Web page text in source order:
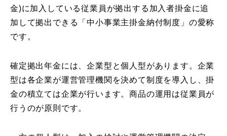
金)に加入している従業員が拠出する加入者掛金に追
加して拠出できる「中小事業主掛金納付制度」の愛称
です。
確定拠出年金には、企業型と個人型があります。企業
型は各企業が運営管理機関を決めて制度を導入し、掛
金の積立ては企業が行います。商品の運用は従業員が
行うのが原則です。